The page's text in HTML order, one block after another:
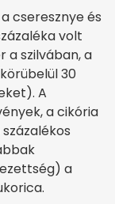
cseresznye és
volt
a szilvában, a
30
A
a cikória
a